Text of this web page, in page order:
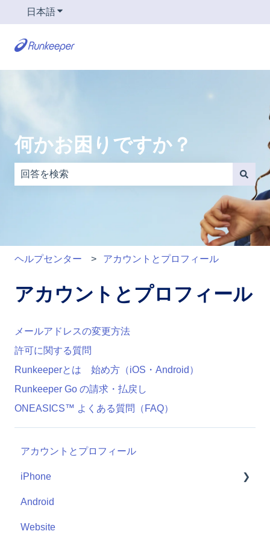
日本語翻訳のサブメニューを表示
何かお困りですか？
ヘルプセンター アカウントとプロフィール
アカウントとプロフィール
メールアドレスの変更方法
許可に関する質問
Runkeeperとは 始め方（iOS・Android）
Runkeeper Go の請求・払戻し
ONEASICS™ よくある質問（FAQ）
アカウントとプロフィール
iPhone
Me
Start
Android
Website